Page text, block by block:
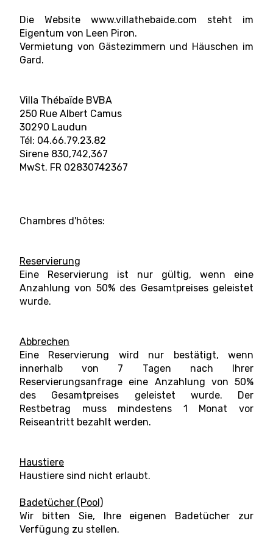
Die Website www.villathebaide.com steht im
Eigentum von Leen Piron.
Vermietung von Gästezimmern und Häuschen im
Gard.
Villa Thébaïde BVBA
250 Rue Albert Camus
30290 Laudun
Tél: 04.66.79.23.82
Sirene 830,742,367
MwSt. FR 02830742367
Chambres d'hôtes:
Reservierung
Eine Reservierung ist nur gültig, wenn eine
Anzahlung von 50% des Gesamtpreises geleistet
wurde.
Abbrechen
Eine Reservierung wird nur bestätigt, wenn
innerhalb von 7 Tagen nach Ihrer
Reservierungsanfrage eine Anzahlung von 50%
des Gesamtpreises geleistet wurde. Der
Restbetrag muss mindestens 1 Monat vor
Reiseantritt bezahlt werden.
Haustiere
Haustiere sind nicht erlaubt.
Badetücher (Pool)
Wir bitten Sie, Ihre eigenen Badetücher zur
Verfügung zu stellen.